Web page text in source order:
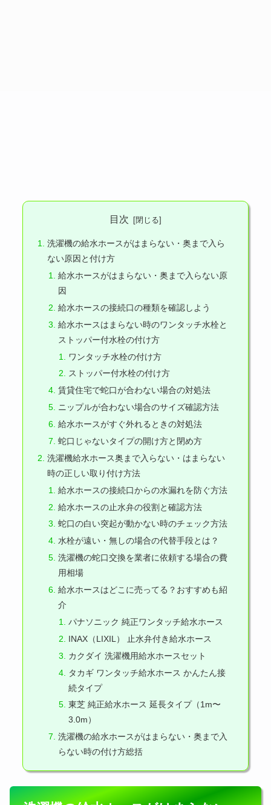
目次
洗濯機の給水ホースがはまらない・奥まで入ら
ない原因と付け方
給水ホースがはまらない・奥まで入らない原
因
給水ホースの接続口の種類を確認しよう
給水ホースはまらない時のワンタッチ水栓と
ストッパー付水栓の付け方
ワンタッチ水栓の付け方
ストッパー付水栓の付け方
賃貸住宅で蛇口が合わない場合の対処法
ニップルが合わない場合のサイズ確認方法
給水ホースがすぐ外れるときの対処法
蛇口じゃないタイプの開け方と閉め方
洗濯機給水ホース奥まで入らない・はまらない
時の正しい取り付け方法
給水ホースの接続口からの水漏れを防ぐ方法
給水ホースの止水弁の役割と確認方法
蛇口の白い突起が動かない時のチェック方法
水栓が遠い・無しの場合の代替手段とは？
洗濯機の蛇口交換を業者に依頼する場合の費
用相場
給水ホースはどこに売ってる？おすすめも紹
介
パナソニック 純正ワンタッチ給水ホース
INAX（LIXIL） 止水弁付き給水ホース
カクダイ 洗濯機用給水ホースセット
タカギ ワンタッチ給水ホース かんたん接
続タイプ
東芝 純正給水ホース 延長タイプ（1m〜
3.0m）
洗濯機の給水ホースがはまらない・奥まで入
らない時の付け方総括